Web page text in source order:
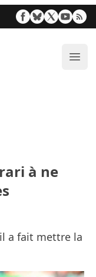
à ne
a fait mettre la